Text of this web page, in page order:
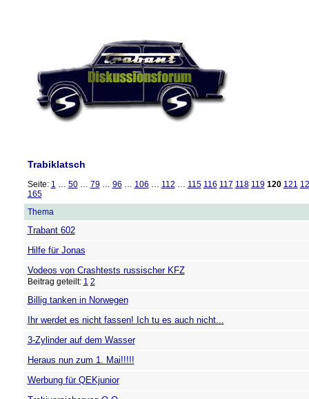
Trabiklatsch
Seite: 1 … 50… 79… 96 … 106 … 112 … 115 116 117 118 119 120 121
165
Thema
Trabant 602
Hilfe für Jonas
Vodeos von Crashtests russischer KFZ
Beitrag geteilt: 1 2
Billig tanken in Norwegen
Ihr werdet es nicht fassen! Ich tu es auch nicht...
3-Zylinder auf dem Wasser
Heraus nun zum 1. Mai!!!!!
Werbung für QEKjunior